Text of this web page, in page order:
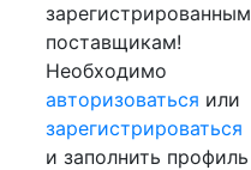
зарегистрированным
поставщикам!
Необходимо
авторизоваться или
зарегистрироваться
и заполнить профиль